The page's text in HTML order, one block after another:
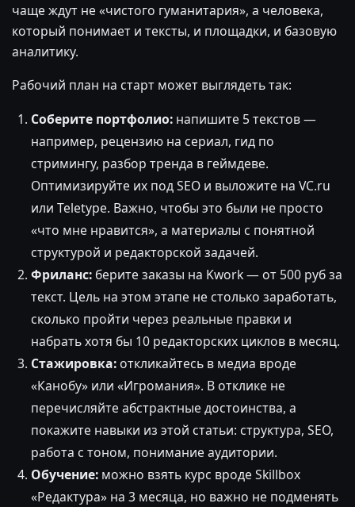
чаще ждут не «чистого гуманитария», а человека,
который понимает и тексты, и площадки, и базовую
аналитику.
Рабочий план на старт может выглядеть так:
Соберите портфолио:напишите 5 текстов —
например, рецензию на сериал, гид по
стримингу, разбор тренда в геймдеве.
Оптимизируйте их под SEO и выложите на VC.ru
или Teletype. Важно, чтобы это были не просто
«что мне нравится», а материалы с понятной
структурой и редакторской задачей.
Фриланс:берите заказы на Kwork — от 500 руб за
текст. Цель на этом этапе не столько заработать,
сколько пройти через реальные правки и
набрать хотя бы 10 редакторских циклов в месяц.
Стажировка:откликайтесь в медиа вроде
«Канобу» или «Игромания». В отклике не
перечисляйте абстрактные достоинства, а
покажите навыки из этой статьи: структура, SEO,
работа с тоном, понимание аудитории.
Обучение:можно взять курс вроде Skillbox
«Редактура» на 3 месяца, но важно не подменять